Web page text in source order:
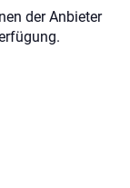
der Anbieter